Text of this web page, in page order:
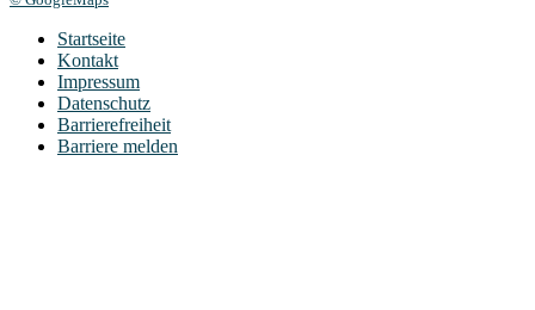
Startseite
Kontakt
Impressum
Datenschutz
Barrierefreiheit
Barriere melden